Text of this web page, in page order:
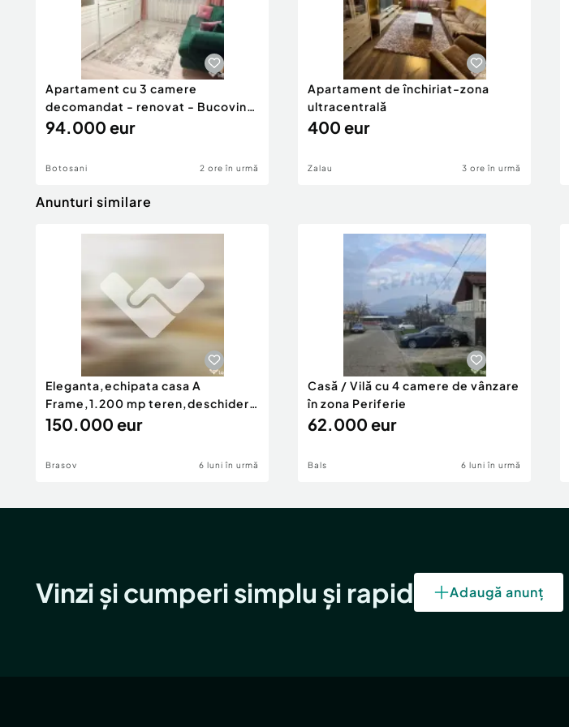
Apartament cu 3 camere
decomandat - renovat - Bucovina
- Par
94.000 eur
Botosani 2 ore în urmă
Apartament de închiriat-zona
ultracentrală
400 eur
Zalau 3 ore în urmă
Anunturi similare
Eleganta,echipata casa A
Frame,1.200 mp teren,deschidere
Pia
150.000 eur
Brasov 6 luni în urmă
Casă / Vilă cu 4 camere de vânzare
în zona Periferie
62.000 eur
Bals 6 luni în urmă
Vinzi și cumperi simplu și rapid Adaugă anunț